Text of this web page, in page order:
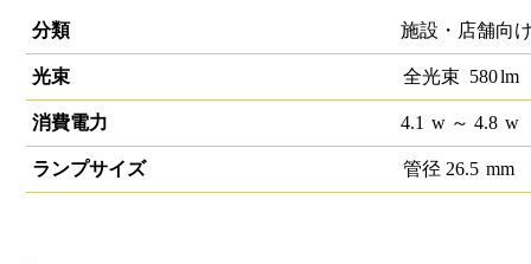
分類
施設・店舗向
光束 全光束 580lm
消費電力 4.1 w～ 4.8 w
ランプサイズ 管径 26.5 mm